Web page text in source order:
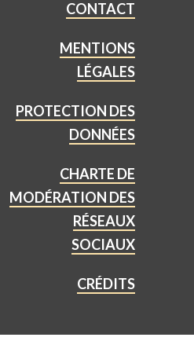
CONTACT
MENTIONS
LÉGALES
PROTECTION DES
DONNÉES
CHARTE DE
MODÉRATION DES
RÉSEAUX
SOCIAUX
CRÉDITS